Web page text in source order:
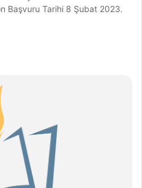
Başvuru Tarihi 8 Şubat 2023.